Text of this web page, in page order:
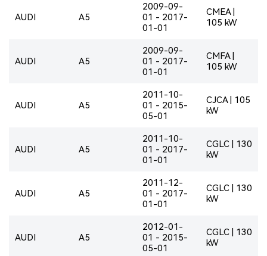
AUDI A5
2009-09-
01 - 2017-
01-01
CMEA |
105 kW
AUDI A5
2009-09-
01 - 2017-
01-01
CMFA |
105 kW
AUDI A5
2011-10-
01 - 2015-
05-01
CJCA | 105
kW
AUDI A5
2011-10-
01 - 2017-
01-01
CGLC | 130
kW
AUDI A5
2011-12-
01 - 2017-
01-01
CGLC | 130
kW
AUDI A5
2012-01-
01 - 2015-
05-01
CGLC | 130
kW